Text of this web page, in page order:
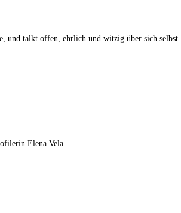
und talkt offen, ehrlich und witzig über sich selbst.
Elena Vela